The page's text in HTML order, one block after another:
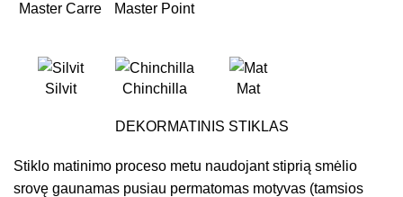
Master Carre Master Point
Silvit Chinchilla Mat
DEKORMATINIS STIKLAS
Stiklo matinimo proceso metu naudojant stiprią smėlio
srovę gaunamas pusiau permatomas motyvas (tamsios